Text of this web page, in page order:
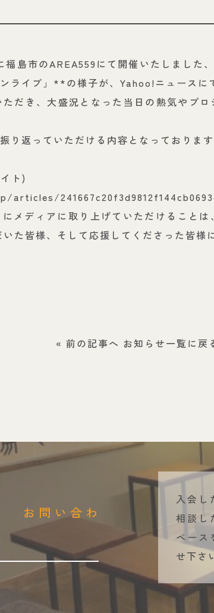
福島市のAREA559にて開催いたしまし
ライブ」**の様子が、Yahoo!ニュースに
だき、大盛況となった当日の熱気やプ
り返っていただける内容となっておりま
ト)
メディアに取り上げていただけること
た皆様、そして応援してくださった皆様
« 前の記事へ お知らせ一覧に戻
お問い合わ
入会し
相談し
ペース
せ下さ